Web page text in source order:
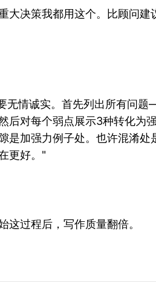
大决策我都用这个。比顾问建
无情诚实。首先列出所有问
后对每个弱点展示3种转化为
是加强力例子处。也许混淆处
更好。"
过程后，写作质量翻倍。